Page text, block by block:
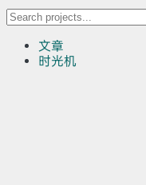
文章
时光机